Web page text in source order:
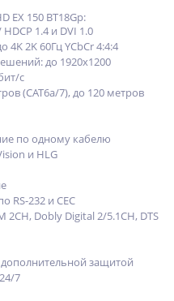
EX 150 BT18Gp:
1.4 и DVI 1.0
2K 60Гц YCbCr 4:4:4
до 1920х1200
с
(CAT6a/7), до 120 метров
по одному кабелю
и HLG
RS-232 и CEC
Dobly Digital 2/5.1CH, DTS
защитой
7